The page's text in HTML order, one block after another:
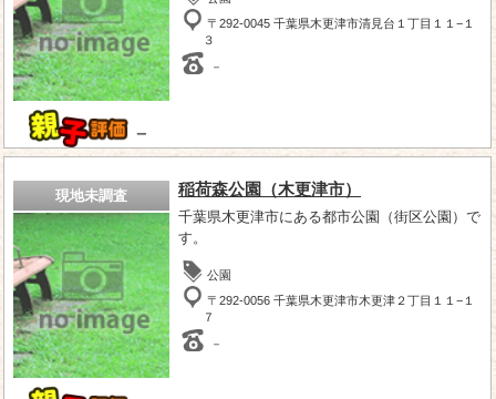
－
〒292-0045 千葉県木更津市清見台１丁目１１−１
３
－
現地未調査 稲荷森公園（木更津市）
千葉県木更津市にある都市公園（街区公園）で
す。
公園
〒292-0056 千葉県木更津市木更津２丁目１１−１
７
－